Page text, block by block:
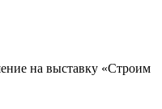
на выставку «Строим